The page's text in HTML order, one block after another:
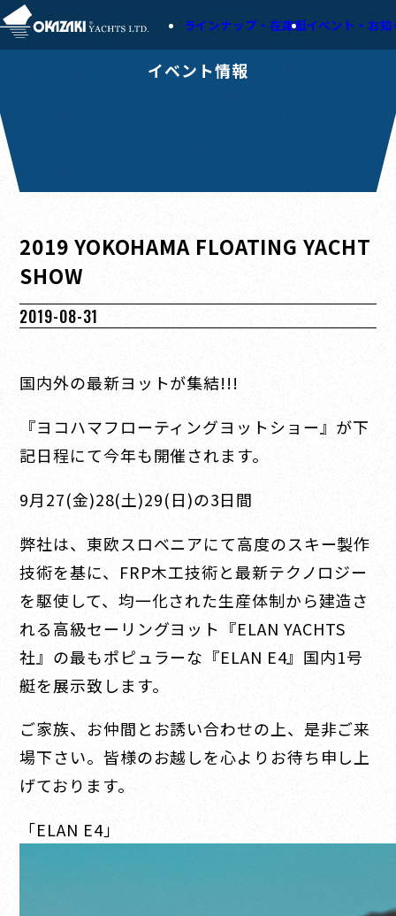
ラインナップ・在庫艇イベント・お知
イベント情報
2019 YOKOHAMA FLOATING YACHT
SHOW
2019-08-31
国内外の最新ヨットが集結!!!
『ヨコハマフローティングヨットショー』が下
記日程にて今年も開催されます。
9月27(金)28(土)29(日)の3日間
弊社は、東欧スロベニアにて高度のスキー製作
技術を基に、FRP木工技術と最新テクノロジー
を駆使して、均一化された生産体制から建造さ
れる高級セーリングヨット『ELAN YACHTS
社』の最もポピュラーな『ELAN E4』国内1号
艇を展示致します。
ご家族、お仲間とお誘い合わせの上、是非ご来
場下さい。皆様のお越しを心よりお待ち申し上
げております。
「ELAN E4」